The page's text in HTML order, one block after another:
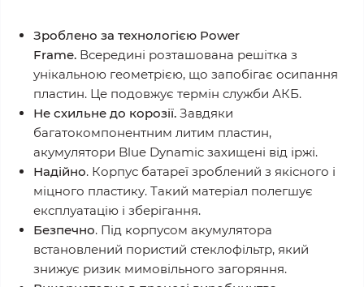
Зроблено за технологією Power
Frame. Всередині розташована решітка з
унікальною геометрією, що запобігає осипання
пластин. Це подовжує термін служби АКБ.
Не схильне до корозії. Завдяки
багатокомпонентним литим пластин,
акумулятори Blue Dynamic захищені від іржі.
Надійно. Корпус батареї зроблений з якісного і
міцного пластику. Такий матеріал полегшує
експлуатацію і зберігання.
Безпечно. Під корпусом акумулятора
встановлений пористий стеклофільтр, який
знижує ризик мимовільного загоряння.